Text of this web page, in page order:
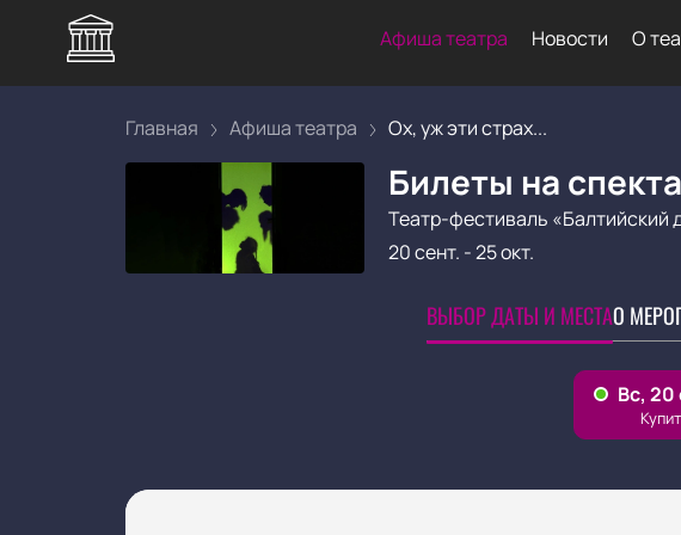
Афиша театра Новости О
Главная Афиша театра Ох, уж эти страх...
Билеты на
Театр-фестиваль «Балтийский
20 сент. -25 окт.
ВЫБОР ДАТЫ И МЕСТАО